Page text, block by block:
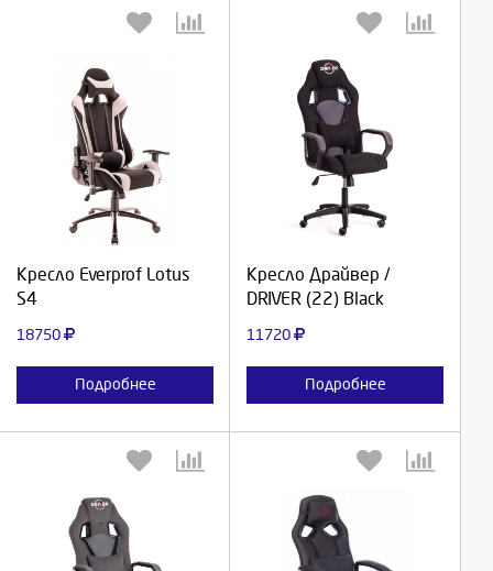
Кресло Everprof Lotus
S4
18750
Подробнее
Выберите количество:
Кресло Драйвер /
DRIVER (22) Black
11720
Подробнее
Выберите количество:
Отмена